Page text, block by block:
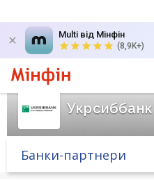
Multi від Мінфін
(8,9K+)
Укрсиббанк
Банки-партнери